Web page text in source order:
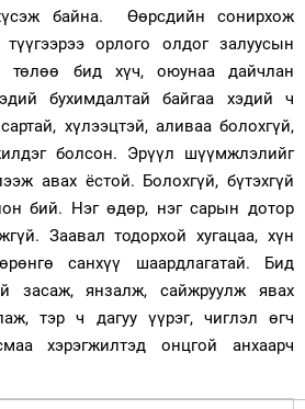
байна. Өөрсдийн сонирхож
орлого олдог залуусын
төлөө бид хүч, оюунаа дайчлан
бухимдалтай байгаа хэдий ч
хүлээцтэй, аливаа болохгүй,
болсон. Эрүүл шүүмжлэлийг
авах ёстой. Болохгүй, бүтэхгүй
бий. Нэг өдөр, нэг сарын дотор
Заавал тодорхой хугацаа, хүн
санхүү шаардлагатай. Бид
засаж, янзалж, сайжруулж явах
тэр ч дагуу үүрэг, чиглэл өгч
хэрэгжилтэд онцгой анхаарч